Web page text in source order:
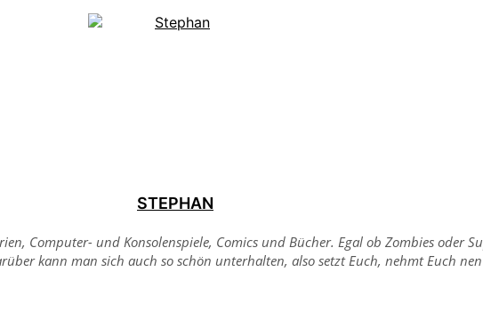
STEPHAN
Computer- und Konsolenspiele, Comics und Bücher. Egal ob Zombies oder
kann man sich auch so schön unterhalten, also setzt Euch, nehmt Euch